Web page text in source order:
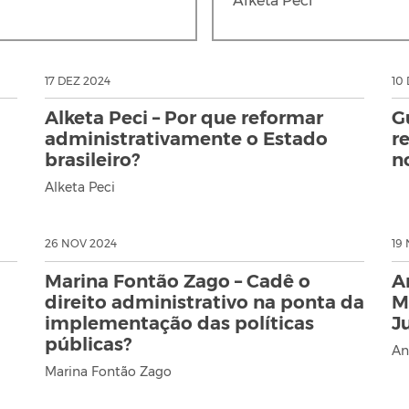
17 DEZ 2024
Alketa Peci – Por que reformar
administrativamente o Estado
brasileiro?
Alketa Peci
10
26 NOV 2024
Marina Fontão Zago – Cadê o
direito administrativo na ponta da
implementação das políticas
públicas?
Marina Fontão Zago
19